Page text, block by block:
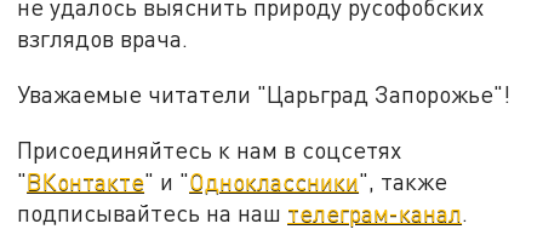
не удалось выяснить природу русофобских
взглядов врача.
Уважаемые читатели "Царьград Запорожье"!
Присоединяйтесь к нам в соцсетях
"ВКонтакте" и "Одноклассники", также
подписывайтесь на наш телеграм-канал